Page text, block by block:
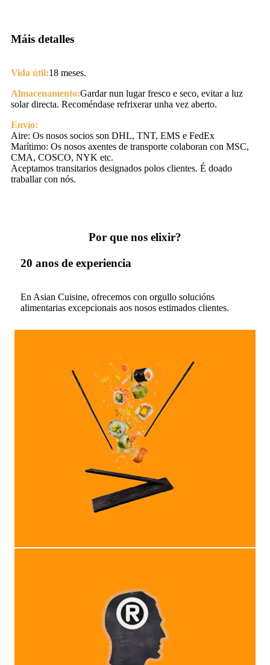
Máis detalles
Vida útil:18 meses.
Almacenamento:Gardar nun lugar fresco e seco, evitar a luz
solar directa. Recoméndase refrixerar unha vez aberto.
Envío:
Aire: Os nosos socios son DHL, TNT, EMS e FedEx
Marítimo: Os nosos axentes de transporte colaboran con MSC,
CMA, COSCO, NYK etc.
Aceptamos transitarios designados polos clientes. É doado
traballar con nós.
Por que nos elixir?
20 anos de experiencia
En Asian Cuisine, ofrecemos con orgullo solucións
alimentarias excepcionais aos nosos estimados clientes.